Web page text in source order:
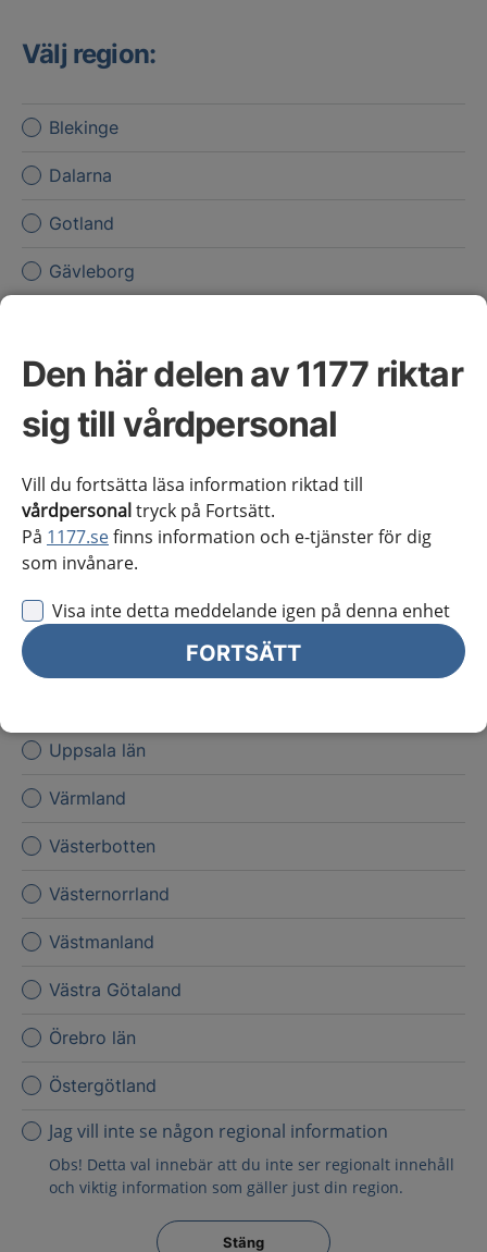
Den här delen av 1177 riktar
sig till vårdpersonal
Vill du fortsätta läsa information riktad till
vårdpersonaltryck på Fortsätt.
På 1177.sefinns information och e-tjänster för dig
som invånare.
Visa inte detta meddelande igen på denna enhet
FORTSÄTT
Välj region:
Blekinge
Dalarna
Gotland
Gävleborg
Jämtland Härjedalen
Jönköpings län
Kronoberg
Norrbotten
Skåne
Uppsala län
Värmland
Västerbotten
Västernorrland
Västmanland
Västra Götaland
Örebro län
Östergötland
Jag vill inte se någon regional information
Obs! Detta val innebär att du inte ser regionalt innehåll
och viktig information som gäller just din region.
Stäng regionsväljaren
Stäng